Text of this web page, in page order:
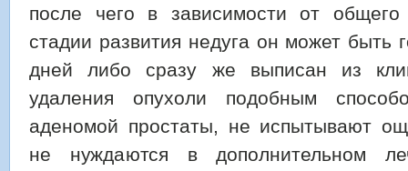
после чего в зависимости от
стадии развития недуга он может быть
дней либо сразу же выписан из
удаления опухоли подобным
аденомой простаты, не испытывают
не нуждаются в дополнительном